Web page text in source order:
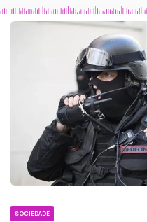
SOCIEDADE